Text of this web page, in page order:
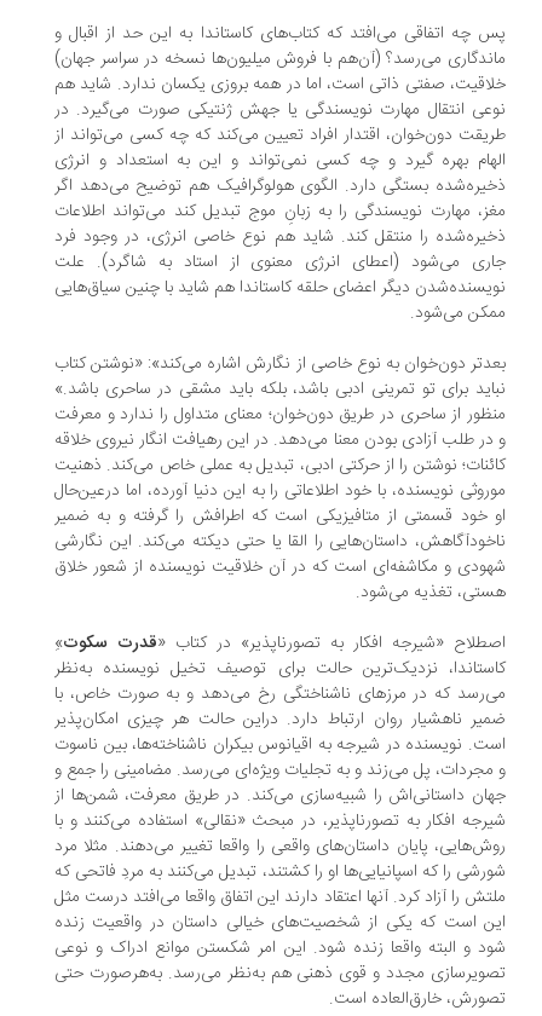
چه اتفاقی می‌افتد که کتاب‌های کاستاندا به این حد از اقبال و
می‌رسد؟ (آن‌هم با فروش میلیون‌ها نسخه در سراسر جهان)
صفتی ذاتی است، اما در همه بروزی یکسان ندارد. شاید هم
انتقال مهارت نویسندگی یا جهش ژنتیکی صورت می‌گیرد. در
دون‌خوان، اقتدار افراد تعیین می‌کند که چه کسی می‌تواند از
بهره گیرد و چه کسی نمی‌تواند و این به استعداد و انرژی
بستگی دارد. الگوی هولوگرافیک هم توضیح می‌دهد اگر
مهارت نویسندگی را به زبانِ موج تبدیل کند می‌تواند اطلاعات
را منتقل کند. شاید هم نوع خاصی انرژی، در وجود فرد
می‌شود (اعطای انرژی معنوی از استاد به شاگرد). علت
دیگر اعضای حلقه کاستاندا هم شاید با چنین سیاق‌هایی
می‌شود.
دون‌خوان به نوع خاصی از نگارش اشاره می‌کند»: «نوشتن کتاب
برای تو تمرینی ادبی باشد، بلکه باید مشقی در ساحری باشد.»
از ساحری در طریق دون‌خوان؛ معنای متداول را ندارد و معرفت
طلب آزادی بودن معنا می‌دهد. در این رهیافت انگار نیروی خلاقه
نوشتن را از حرکتی ادبی، تبدیل به عملی خاص می‌کند. ذهنیت
نویسنده، با خود اطلاعاتی را به این دنیا آورده، اما درعین‌حال
خود قسمتی از متافیزیکی است که اطرافش را گرفته و به ضمیر
داستان‌هایی را القا یا حتی دیکته می‌کند. این نگارشی
و مکاشفه‌ای است که در آن خلاقیت نویسنده از شعور خلاق
تغذیه می‌شود.
«شیرجه افکار به تصورناپذیر» در کتاب «قدرت سکوت »ِ
نزدیک‌ترین حالت برای توصیف تخیل نویسنده به‌نظر
که در مرزهای ناشناختگی رخ می‌دهد و به صورت خاص، با
ناهشیار روان ارتباط دارد. دراین حالت هر چیزی امکان‌پذیر
نویسنده در شیرجه به اقیانوس بیکران ناشناخته‌ها، بین ناسوت
پل می‌زند و به تجلیات ویژه‌ای می‌رسد. مضامینی را جمع و
داستانی‌اش را شبیه‌سازی می‌کند. در طریق معرفت، شمن‌ها از
افکار به تصورناپذیر، در مبحث «نقالی» استفاده می‌کنند و با
پایان داستان‌های واقعی را واقعا تغییر می‌دهند. مثلا مرد
را که اسپانیایی‌ها او را کشتند، تبدیل می‌کنند به مردِ فاتحی که
را آزاد کرد. آنها اعتقاد دارند این اتفاق واقعا می‌افتد درست مثل
است که یکی از شخصیت‌های خیالی داستان در واقعیت زنده
و البته واقعا زنده شود. این امر شکستن موانع ادراک و نوعی
مجدد و قوی ذهنی هم به‌نظر می‌رسد. به‌هرصورت حتی
خارق‌العاده است.